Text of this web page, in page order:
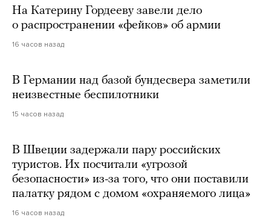
На Катерину Гордееву завели дело
о распространении «фейков» об армии
16 часов назад
В Германии над базой бундесвера заметили
неизвестные беспилотники
15 часов назад
В Швеции задержали пару российских
туристов. Их посчитали «угрозой
безопасности» из-за того, что они поставили
палатку рядом с домом «охраняемого лица»
16 часов назад